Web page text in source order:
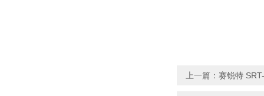
上一篇： 赛锐特